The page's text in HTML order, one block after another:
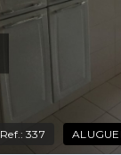
Ref.:337